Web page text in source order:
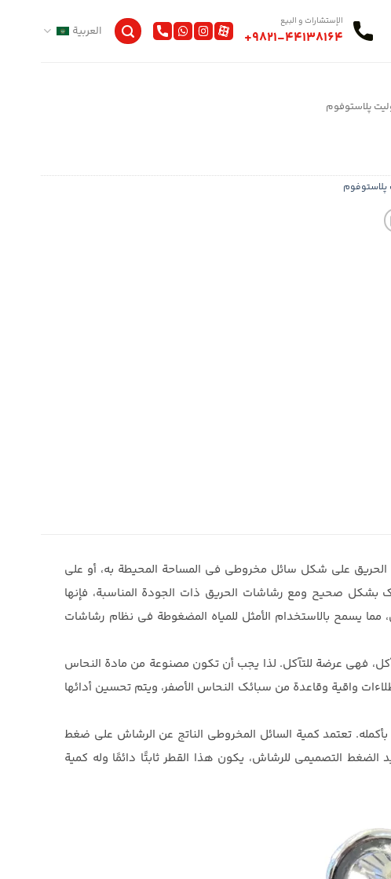
الإستشارات و البيع
+9821-44138164 العربية
پلاستوفوم
پلاستوفوم
الحريق على شكل سائل مخروطي في المساحة المحيطة به، أو على
صحيح ومع رشاشات الحريق ذات الجودة المناسبة، فإنها
يسمح بالاستخدام الأمثل للمياه المضغوطة في نظام رشاشات
فهي عرضة للتآكل. لذا يجب أن تكون مصنوعة من مادة النحاس
واقية وقاعدة من سبائك النحاس الأصفر، ويتم تحسين أدائها
تعتمد كمية السائل المخروطي الناتج عن الرشاش على ضغط
الضغط التصميمي للرشاش، يكون هذا القطر ثابتًا دائمًا وله كمية